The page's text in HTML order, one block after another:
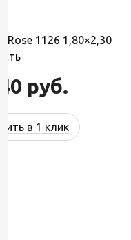
Rose 1126 1,80×2,30
руб.
в 1 клик